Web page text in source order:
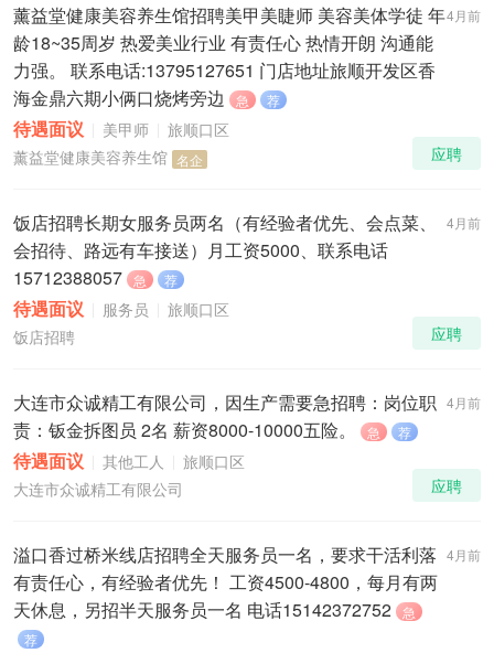
4月前
薰益堂健康美容养生馆招聘美甲美睫师 美容美体学徒 年
龄18~35周岁 热爱美业行业 有责任心 热情开朗 沟通能
力强。 联系电话:13795127651 门店地址旅顺开发区香
海金鼎六期小俩口烧烤旁边
急 荐
待遇面议 美甲师
旅顺口区
薰益堂健康美容养生馆 名企 应聘
4月前
饭店招聘长期女服务员两名（有经验者优先、会点菜、
会招待、路远有车接送）月工资5000、联系电话
15712388057 急 荐
待遇面议 服务员
旅顺口区
饭店招聘
应聘
4月前
大连市众诚精工有限公司，因生产需要急招聘：岗位职
责：钣金拆图员 2名 薪资8000-10000五险。
急 荐
待遇面议 其他工人
旅顺口区
大连市众诚精工有限公司
应聘
4月前
溢口香过桥米线店招聘全天服务员一名，要求干活利落
有责任心，有经验者优先！ 工资4500-4800，每月有两
天休息，另招半天服务员一名 电话15142372752 急
荐